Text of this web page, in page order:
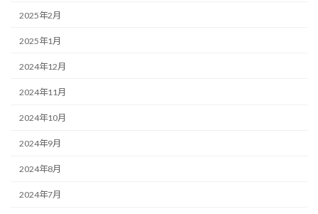
2025年2月
2025年1月
2024年12月
2024年11月
2024年10月
2024年9月
2024年8月
2024年7月